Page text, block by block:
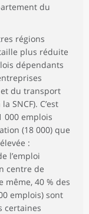
du
régions
plus réduite
dépendants
et du transport
SNCF). C’est
000 emplois
(18 000) que
:
l’emploi
centre de
40 % des
emplois) sont
certaines